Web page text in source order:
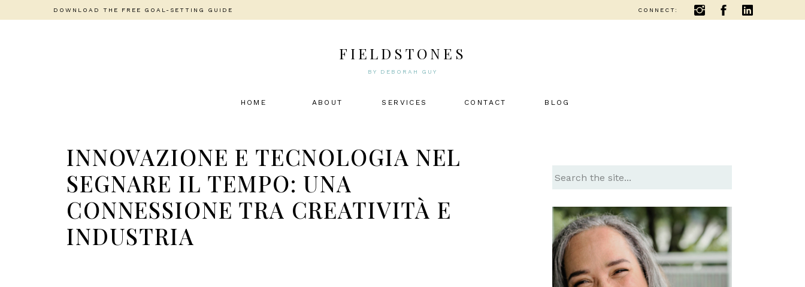
FIELDSTONES
HOME ABOUT SERVICES CONTACT BLOG
DOWNLOAD THE FREE GOAL-SETTING GUIDE
BY DEBORAH GUY
CONNECT:
for:
INNOVAZIONE E TECNOLOGIA NEL
SEGNARE IL TEMPO: UNA
CONNESSIONE TRA CREATIVITÀ E
INDUSTRIA